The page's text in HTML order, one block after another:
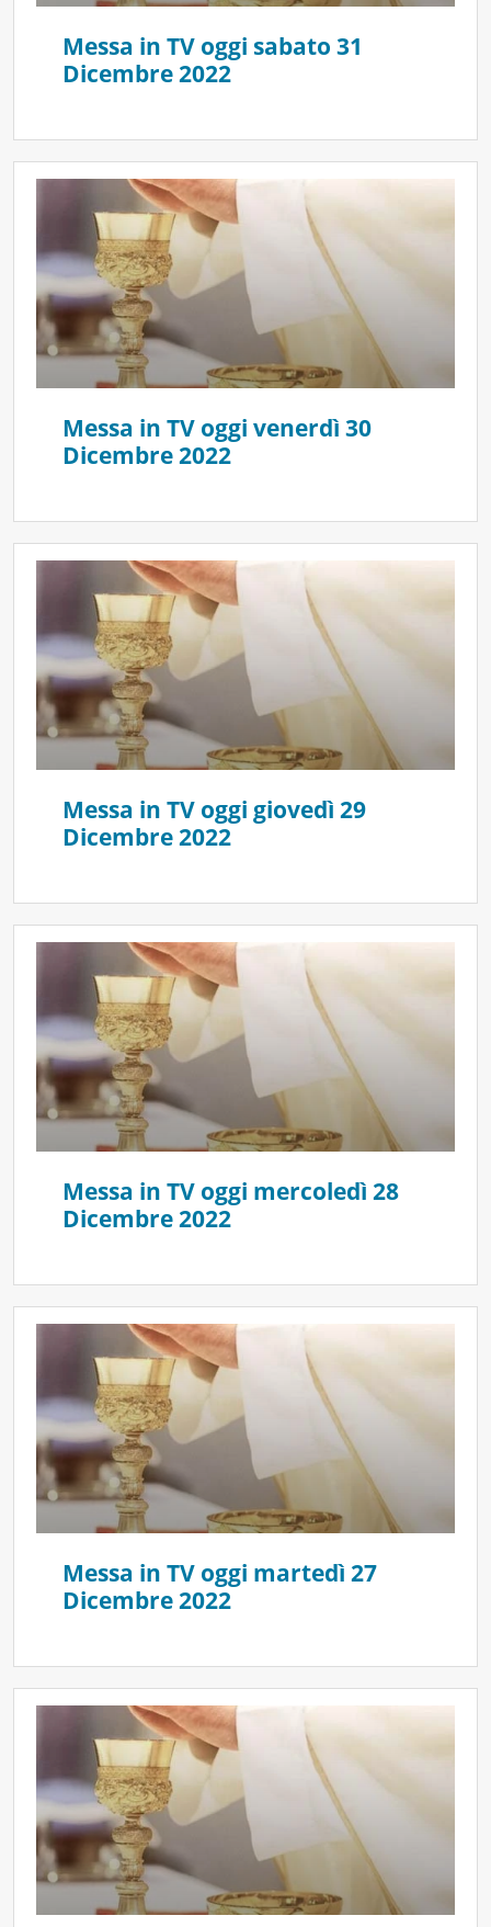
Messa in TV oggi sabato 31
Dicembre 2022
Messa in TV oggi venerdì 30
Dicembre 2022
Messa in TV oggi giovedì 29
Dicembre 2022
Messa in TV oggi mercoledì 28
Dicembre 2022
Messa in TV oggi martedì 27
Dicembre 2022